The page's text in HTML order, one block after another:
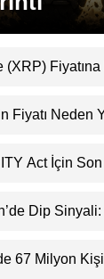
(XRP)
Fiyatı Neden
Act İçin
Bozabilir
Dip
67 Milyon